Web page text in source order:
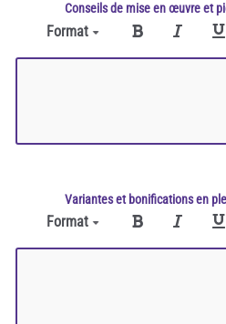
Conseils de mise en œuvre et
Format
Variantes et bonifications en
Format